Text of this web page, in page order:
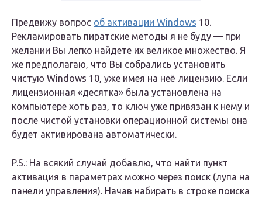
Предвижу вопрос об активации Windows 10.
Рекламировать пиратские методы я не буду — при
желании Вы легко найдете их великое множество. Я
же предполагаю, что Вы собрались установить
чистую Windows 10, уже имея на неё лицензию. Если
лицензионная «десятка» была установлена на
компьютере хоть раз, то ключ уже привязан к нему и
после чистой установки операционной системы она
будет активирована автоматически.
P.S.: На всякий случай добавлю, что найти пункт
активация в параметрах можно через поиск (лупа на
панели управления). Начав набирать в строке поиска